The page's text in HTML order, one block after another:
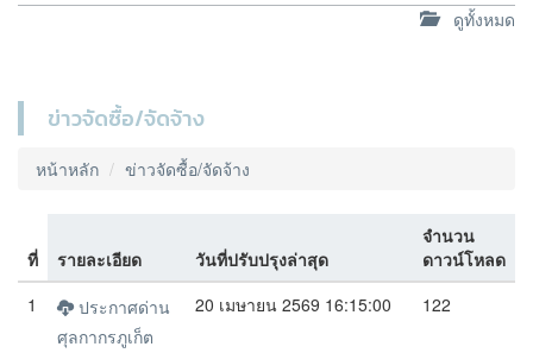
ดูทั้งหมด
ข่าวจัดซื้อ/จัดจ้าง
หน้าหลัก ข่าวจัดซื้อ/จัดจ้าง
ที่ รายละเอียด วันที่ปรับปรุงล่าสุด
จำนวน
ดาวน์โหลด
1
ประกาศด่าน
ศุลกากรภูเก็ต
20 เมษายน 2569 16:15:00 122